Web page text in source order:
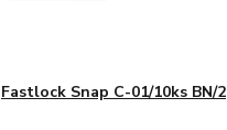
Fastlock Snap C-01/10ks BN/2